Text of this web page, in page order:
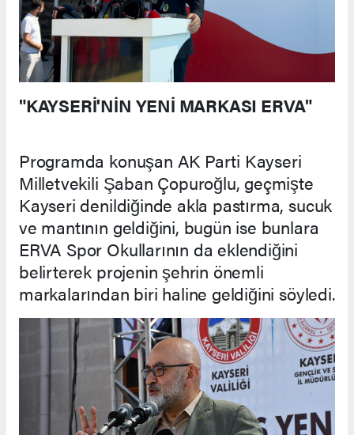
"KAYSERİ'NİN YENİ MARKASI ERVA"
Programda konuşan AK Parti Kayseri
Milletvekili Şaban Çopuroğlu, geçmişte
Kayseri denildiğinde akla pastırma, sucuk
ve mantının geldiğini, bugün ise bunlara
ERVA Spor Okullarının da eklendiğini
belirterek projenin şehrin önemli
markalarından biri haline geldiğini söyledi.